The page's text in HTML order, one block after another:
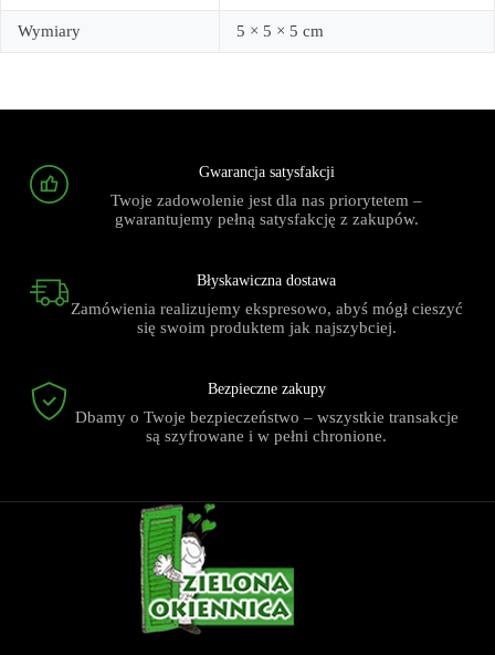
Wymiary 5 × 5 × 5 cm
Gwarancja satysfakcji
Twoje zadowolenie jest dla nas priorytetem –
gwarantujemy pełną satysfakcję z zakupów.
Błyskawiczna dostawa
Zamówienia realizujemy ekspresowo, abyś mógł cieszyć
się swoim produktem jak najszybciej.
Bezpieczne zakupy
Dbamy o Twoje bezpieczeństwo – wszystkie transakcje
są szyfrowane i w pełni chronione.